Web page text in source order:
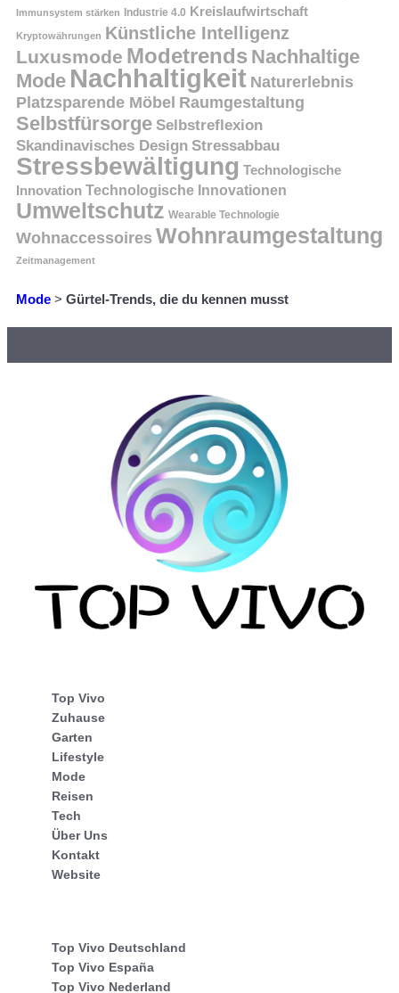
Immunsystem stärken Industrie 4.0 Kreislaufwirtschaft
Kryptowährungen Künstliche Intelligenz
Luxusmode Modetrends Nachhaltige
Mode Nachhaltigkeit Naturerlebnis
Platzsparende Möbel Raumgestaltung
Selbstfürsorge Selbstreflexion
Skandinavisches Design Stressabbau
Stressbewältigung Technologische
Innovation Technologische Innovationen
Umweltschutz Wearable Technologie
Wohnaccessoires Wohnraumgestaltung
Zeitmanagement
Mode > Gürtel-Trends, die du kennen musst
Top Vivo
Zuhause
Garten
Lifestyle
Mode
Reisen
Tech
Über Uns
Kontakt
Website
Top Vivo Deutschland
Top Vivo España
Top Vivo Nederland